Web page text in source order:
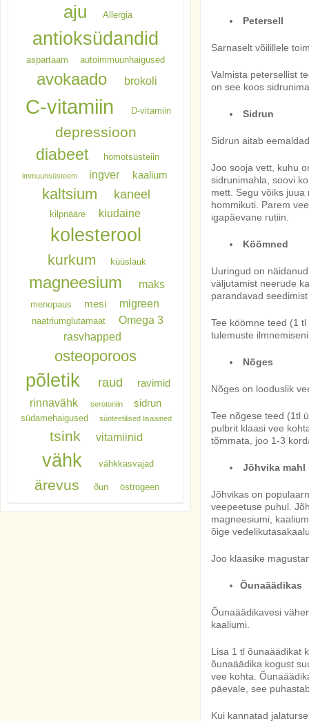
Petersell
Sarnaselt võilillele
Valmista petersellist
on see koos
Sidrun
Sidrun aitab
Joo sooja vett, kuhu
sidrunimahla, soovi
mett. Segu võiks juua
hommikuti. Parem
igapäevane rutiin.
Köömned
Uuringud on
väljutamist neerude
parandavad
Tee köömne teed (1
tulemuste
Nõges
Nõges on looduslik
Tee nõgese teed (1tl
pulbrit klaasi vee
tõmmata, joo 1-3
Jõhvika mahl
Jõhvikas on
veepeetuse puhul.
magneesiumi,
õige
Joo klaasike
Õunaäädikas
Õunaäädikavesi
kaaliumi.
Lisa 1 tl õunaäädikat
õunaäädika kogust
vee kohta.
päevale, see
Kui kannatad
aju Allergia
antioksüdandid
aspartaam autoimmuunhaigused
avokaado brokoli
C-vitamiin D-vitamiin
depressioon
diabeet homotsüsteiin
immuunsüsteem ingver kaalium
kaltsium kaneel
kilpnääre kiudaine
kolesterool
kurkum küüslauk
magneesium maks
menopaus mesi migreen
naatriumglutamaat
Omega 3
rasvhapped
osteoporoos
põletik raud ravimid
rinnavähk serotoniin sidrun
südamehaigused sünteetilised lisaained
tsink vitamiinid
vähk vähkkasvajad
ärevus õun östrogeen